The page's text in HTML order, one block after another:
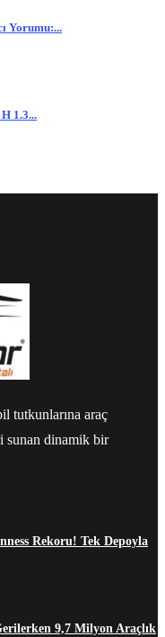
Yorumu:...
1.3...
tutkunlarına araç
sunan dinamik bir
Rekoru! Tek Depoyla
9,7 Milyon Araçlık